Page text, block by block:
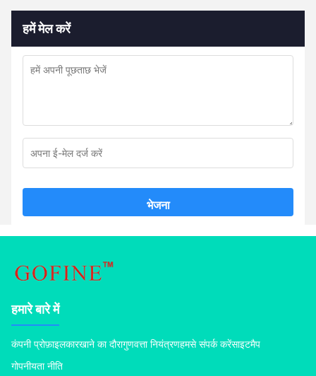
हमें मेल करें
भेजना
हमारे बारे में
कंपनी प्रोफ़ाइलकारखाने का दौरागुणवत्ता नियंत्रणहमसे संपर्क करेंसाइटमैप
गोपनीयता नीति